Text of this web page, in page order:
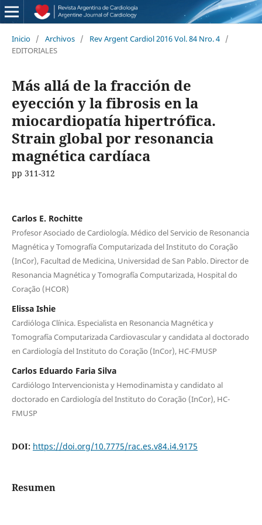
Inicio / Archivos / Rev Argent Cardiol 2016 Vol. 84 Nro. 4 /
EDITORIALES
Más allá de la fracción de
eyección y la fibrosis en la
miocardiopatía hipertrófica.
Strain global por resonancia
magnética cardíaca
pp 311-312
Carlos E. Rochitte
Profesor Asociado de Cardiología. Médico del Servicio de Resonancia
Magnética y Tomografía Computarizada del Instituto do Coração
(InCor), Facultad de Medicina, Universidad de San Pablo. Director de
Resonancia Magnética y Tomografía Computarizada, Hospital do
Coração (HCOR)
Elissa Ishie
Cardióloga Clínica. Especialista en Resonancia Magnética y
Tomografía Computarizada Cardiovascular y candidata al doctorado
en Cardiología del Instituto do Coração (InCor), HC-FMUSP
Carlos Eduardo Faria Silva
Cardiólogo Intervencionista y Hemodinamista y candidato al
doctorado en Cardiología del Instituto do Coração (InCor), HC-
FMUSP
DOI: https://doi.org/10.7775/rac.es.v84.i4.9175
Resumen